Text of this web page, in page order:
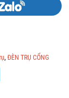
, ĐÈN TRỤ CỔNG